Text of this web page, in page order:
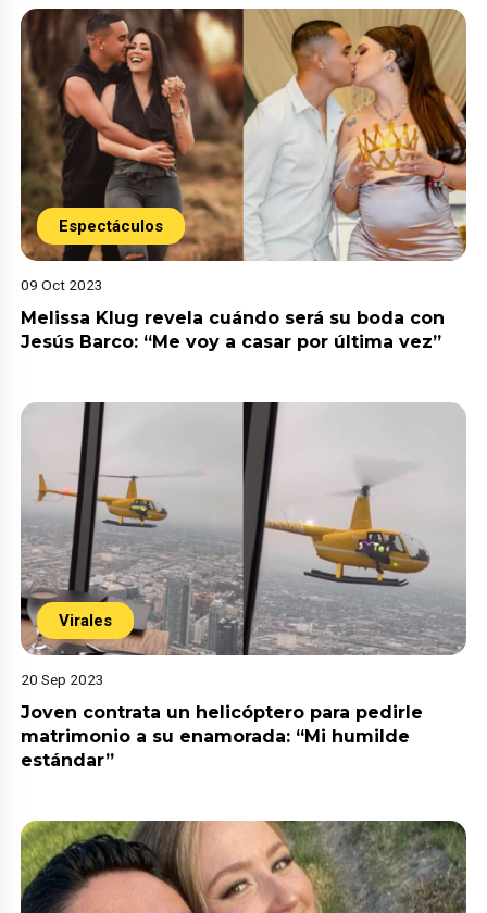
Espectáculos
09 Oct 2023
Melissa Klug revela cuándo será su boda con
Jesús Barco: “Me voy a casar por última vez”
Virales
20 Sep 2023
Joven contrata un helicóptero para pedirle
matrimonio a su enamorada: “Mi humilde
estándar”